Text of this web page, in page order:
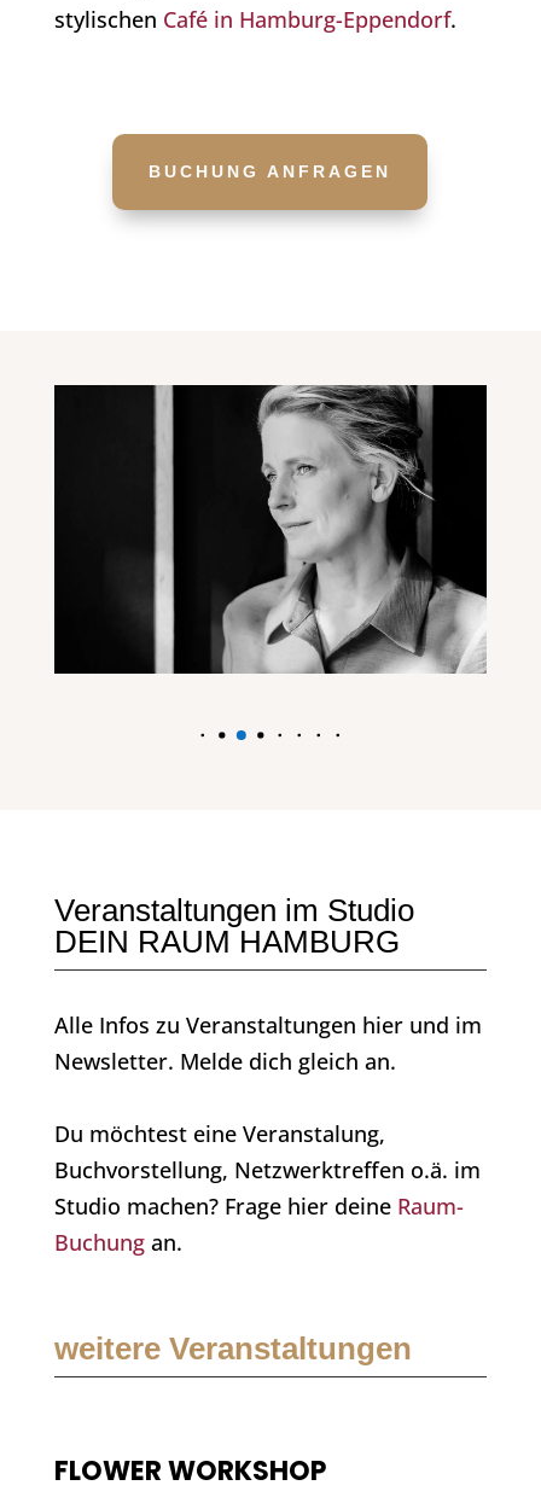
stylischen Café in Hamburg-Eppendorf.
BUCHUNG ANFRAGEN
Veranstaltungen im Studio
DEIN RAUM HAMBURG
Alle Infos zu Veranstaltungen hier und im
Newsletter. Melde dich gleich an.
Du möchtest eine Veranstalung,
Buchvorstellung, Netzwerktreffen o.ä. im
Studio machen? Frage hier deine Raum-
Buchungan.
weitere Veranstaltungen
FLOWER WORKSHOP